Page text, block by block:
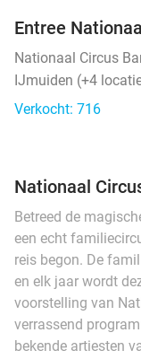
Entree
Nationaal Circus
IJmuiden (+4
Verkocht: 716
Nationaal
Betreed de
een echt
reis begon. De
en elk jaar wordt
voorstelling van
verrassend
bekende artiesten